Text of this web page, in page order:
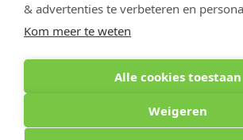
& advertenties te verbeteren en
Kom meer te weten
Alle cookies toestaan
Weigeren